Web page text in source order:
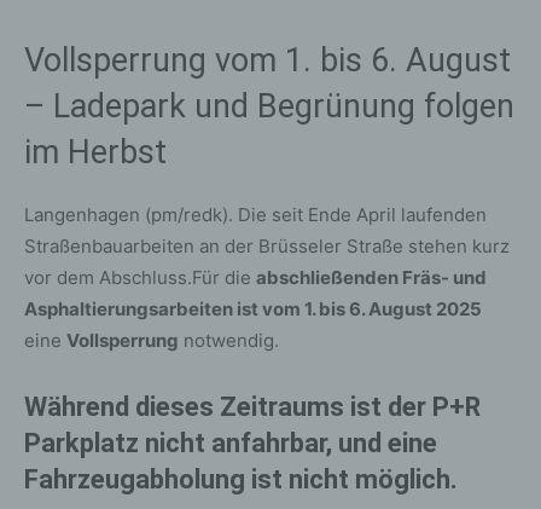
Vollsperrung vom 1. bis 6. August
– Ladepark und Begrünung folgen
im Herbst
Langenhagen (pm/redk). Die seit Ende April laufenden
Straßenbauarbeiten an der Brüsseler Straße stehen kurz
vor dem Abschluss.Für die abschließenden Fräs- und
Asphaltierungsarbeiten ist vom 1. bis 6. August 2025
eine Vollsperrung notwendig.
Während dieses Zeitraums ist der P+R
Parkplatz nicht anfahrbar, und eine
Fahrzeugabholung ist nicht möglich.